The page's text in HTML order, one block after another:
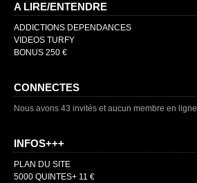
A LIRE/ENTENDRE
ADDICTIONS DEPENDANCES
VIDEOS TURFY
BONUS 250 €
CONNECTES
Nous avons 43 invités et aucun membre en ligne
INFOS+++
PLAN DU SITE
5000 QUINTES+ 11 €